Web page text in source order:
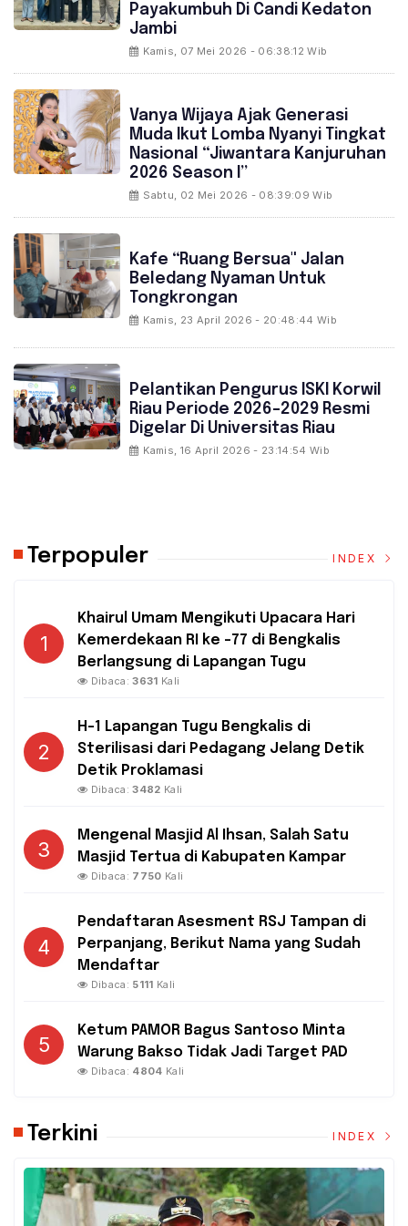
Payakumbuh Di Candi Kedaton
Jambi
Kamis, 07 Mei 2026 - 06:38:12 Wib
Vanya Wijaya Ajak Generasi
Muda Ikut Lomba Nyanyi Tingkat
Nasional “Jiwantara Kanjuruhan
2026 Season I”
Sabtu, 02 Mei 2026 - 08:39:09 Wib
Kafe “Ruang Bersua" Jalan
Beledang Nyaman Untuk
Tongkrongan
Kamis, 23 April 2026 - 20:48:44 Wib
Pelantikan Pengurus ISKI Korwil
Riau Periode 2026–2029 Resmi
Digelar Di Universitas Riau
Kamis, 16 April 2026 - 23:14:54 Wib
Terpopuler INDEX
1
Khairul Umam Mengikuti Upacara Hari
Kemerdekaan RI ke -77 di Bengkalis
Berlangsung di Lapangan Tugu
Dibaca:3631 Kali
2
H-1 Lapangan Tugu Bengkalis di
Sterilisasi dari Pedagang Jelang Detik
Detik Proklamasi
Dibaca:3482 Kali
3
Mengenal Masjid Al Ihsan, Salah Satu
Masjid Tertua di Kabupaten Kampar
Dibaca: 7750 Kali
4
Pendaftaran Asesment RSJ Tampan di
Perpanjang, Berikut Nama yang Sudah
Mendaftar
Dibaca: 5111 Kali
5
Ketum PAMOR Bagus Santoso Minta
Warung Bakso Tidak Jadi Target PAD
Dibaca: 4804 Kali
Terkini INDEX